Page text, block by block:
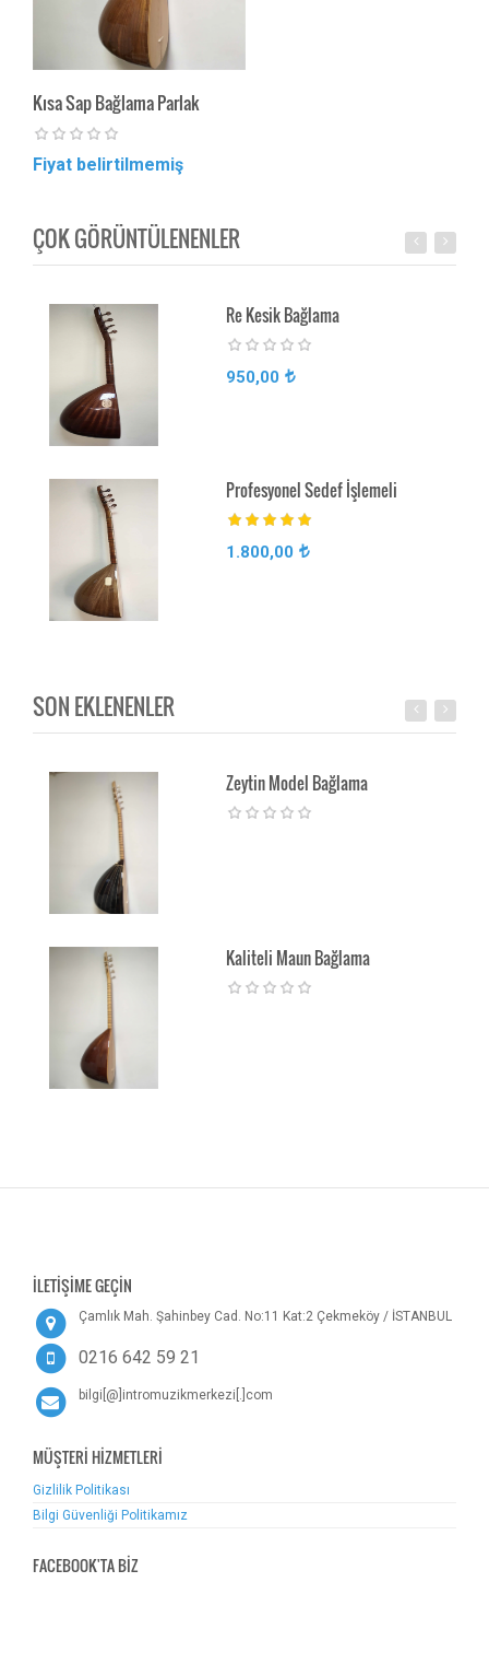
Kısa Sap Bağlama Parlak
Fiyat belirtilmemiş
ÇOK GÖRÜNTÜLENENLER
Re Kesik Bağlama
950,00
Profesyonel Sedef İşlemeli
1.800,00
SON EKLENENLER
Zeytin Model Bağlama
Kaliteli Maun Bağlama
İLETİŞİME GEÇİN
Çamlık Mah. Şahinbey Cad. No:11 Kat:2 Çekmeköy / İSTANBUL
0216 642 59 21
bilgi[@]intromuzikmerkezi[.]com
MÜŞTERİ HİZMETLERİ
Gizlilik Politikası
Bilgi Güvenliği Politikamız
FACEBOOK'TA BİZ